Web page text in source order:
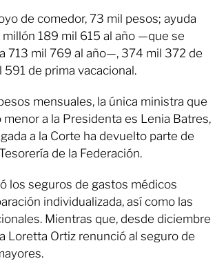
de comedor, 73 mil pesos; ayuda
189 mil 615 al año —que se
713 mil 769 al año—, 374 mil 372 de
591 de prima vacacional.
mensuales, la única ministra que
a la Presidenta es Lenia Batres,
a la Corte ha devuelto parte de
de la Federación.
los seguros de gastos médicos
individualizada, así como las
Mientras que, desde diciembre
Loretta Ortiz renunció al seguro de